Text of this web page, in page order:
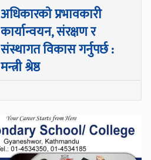
अधिकारकाे प्रभावकारी
कार्यान्वयन, संरक्षण र
संस्थागत विकास गर्नुपर्छ :
मन्त्री श्रेष्ठ